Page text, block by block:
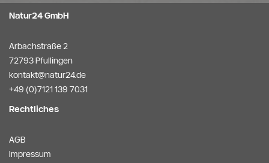
Natur24 GmbH
Arbachstraße 2
72793 Pfullingen
kontakt@natur24.de
+49 (0)7121 139 7031
Rechtliches
AGB
Impressum